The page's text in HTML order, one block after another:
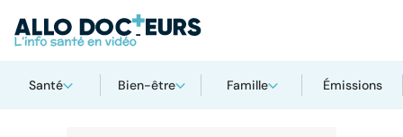
Santé Bien-être Famille Émissions